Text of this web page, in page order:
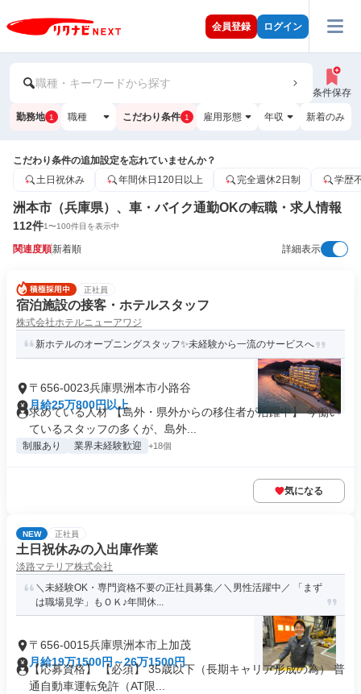
会員登録 ログイン
職種・キーワードから探す
条件保存
勤務地 1 職種 こだわり条件 1 雇用形態 年収 新着のみ
こだわり条件の追加設定を忘れていませんか？
土日祝休み
年間休日120日以上 完全週休2日制 学歴
洲本市（兵庫県）、車・バイク通勤OKの転職・求人情報
112件1〜100件目を表示中
関連度順新着順 詳細表示
正社員
宿泊施設の接客・ホテルスタッフ
株式会社ホテルニューアワジ
新ホテルのオープニングスタッフ✨未経験から一流のサービスへ
〒656-0023兵庫県洲本市小路谷
月給25万800円以上
求めている人材 【島外・県外からの移住者が活躍中】 今働い
ているスタッフの多くが、島外...
制服あり 業界未経験歓迎 +18個
気になる
NEW 正社員
土日祝休みの入出庫作業
淡路マテリア株式会社
＼未経験OK・専門資格不要の正社員募集／＼男性活躍中／ 「まず
は職場見学」もＯＫ♪年間休...
〒656-0015兵庫県洲本市上加茂
月給19万1500円～26万1500円
【応募資格】 【必須】 35歳以下（長期キャリア形成の為） 普
通自動車運転免許（AT限...